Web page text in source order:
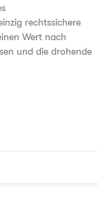
rechtssichere
Wert nach
und die drohende